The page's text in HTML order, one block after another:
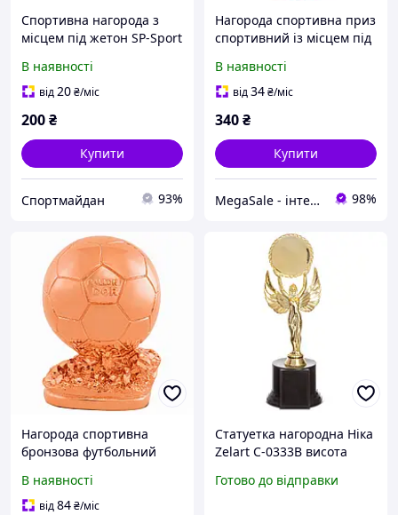
Спортивна нагорода з
місцем під жетон SP-Sport
В наявності
від20₴/міс
200₴
Купити
Спортмайдан 93%
Нагорода спортивна приз
спортивний із місцем під
висота 17,5 см Gold
В наявності
від34₴/міс
340₴
Купити
MegaSale - інтернет-супермаркет 98%
Нагорода спортивна
бронзова футбольний
SP-Sport 48C висота 15 см
Bronze
В наявності
від84₴/міс
Статуетка нагородна Ніка
Zelart C-0333B висота
Готово до відправки